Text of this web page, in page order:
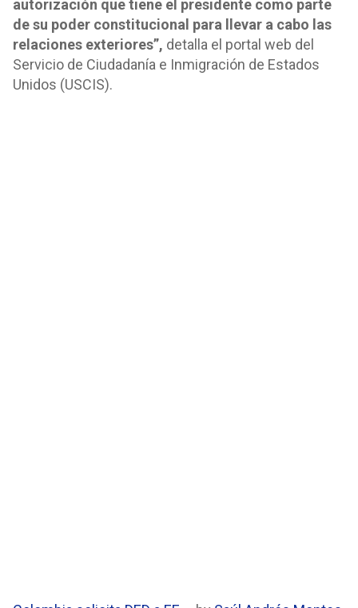
autorización que tiene el presidente como parte
de su poder constitucional para llevar a cabo las
relaciones exteriores”, detalla el portal web del
Servicio de Ciudadanía e Inmigración de Estados
Unidos (USCIS).